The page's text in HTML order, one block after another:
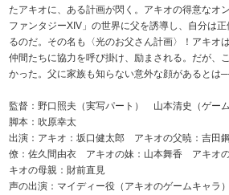
たアキオに、ある計画が閃く。アキオの得意なオ
ファンタジーXIV」の世界に父を誘導し、自分は
るのだ。その名も〈光のお父さん計画〉！アキオ
仲間たちに協力を呼び掛け、励まされる。だが、
かった。父に家族も知らない意外な顔があるとは
監督：野口照夫（実写パート） 山本清史（ゲーム
脚本：吹原幸太
出演：アキオ：坂口健太郎 アキオの父暁：吉田
僚：佐久間由衣 アキオの妹：山本舞香 アキオ
キオの母親：財前直見
声の出演：マイディー役（アキオのゲームキャラ